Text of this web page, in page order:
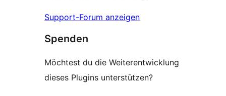
Support-Forum anzeigen
Spenden
Möchtest du die Weiterentwicklung
dieses Plugins unterstützen?